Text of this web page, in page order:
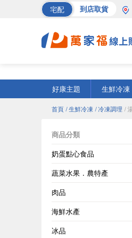
宅配 到店取貨
好康主題
生鮮冷凍
首頁 / 生鮮冷凍 / 冷凍調理 /
商品分類
奶蛋點心食品
蔬菜水果．農特產
肉品
海鮮水產
冰品